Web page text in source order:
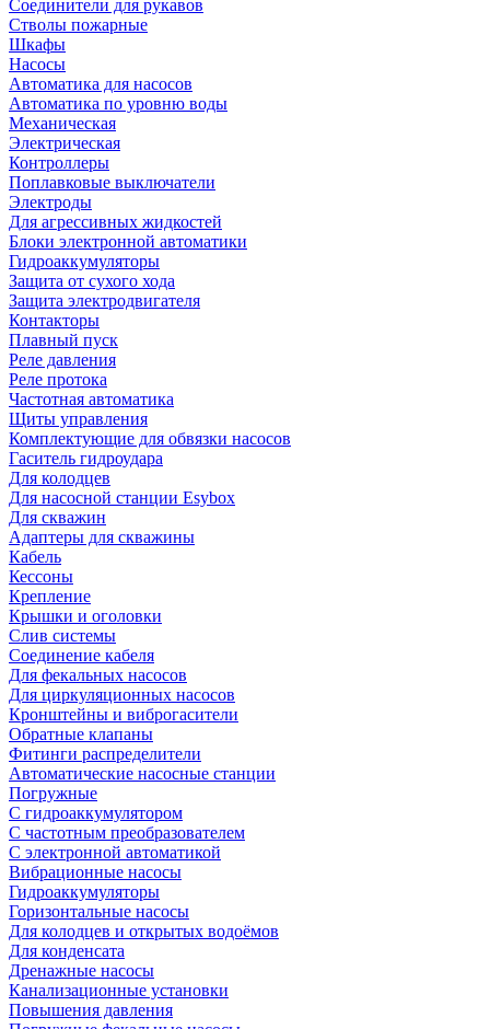
Соединители для рукавов
Стволы пожарные
Шкафы
Насосы
Автоматика для насосов
Автоматика по уровню воды
Механическая
Электрическая
Контроллеры
Поплавковые выключатели
Электроды
Для агрессивных жидкостей
Блоки электронной автоматики
Гидроаккумуляторы
Защита от сухого хода
Защита электродвигателя
Контакторы
Плавный пуск
Реле давления
Реле протока
Частотная автоматика
Щиты управления
Комплектующие для обвязки насосов
Гаситель гидроудара
Для колодцев
Для насосной станции Esybox
Для скважин
Адаптеры для скважины
Кабель
Кессоны
Крепление
Крышки и оголовки
Слив системы
Соединение кабеля
Для фекальных насосов
Для циркуляционных насосов
Кронштейны и виброгасители
Обратные клапаны
Фитинги распределители
Автоматические насосные станции
Погружные
С гидроаккумулятором
С частотным преобразователем
С электронной автоматикой
Вибрационные насосы
Гидроаккумуляторы
Горизонтальные насосы
Для колодцев и открытых водоёмов
Для конденсата
Дренажные насосы
Канализационные установки
Повышения давления